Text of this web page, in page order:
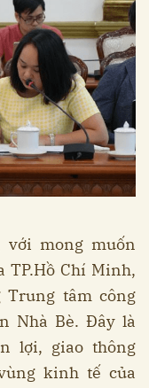
với mong muốn
TP.Hồ Chí Minh,
Trung tâm công
Nhà Bè. Đây là
lợi, giao thông
kinh tế của